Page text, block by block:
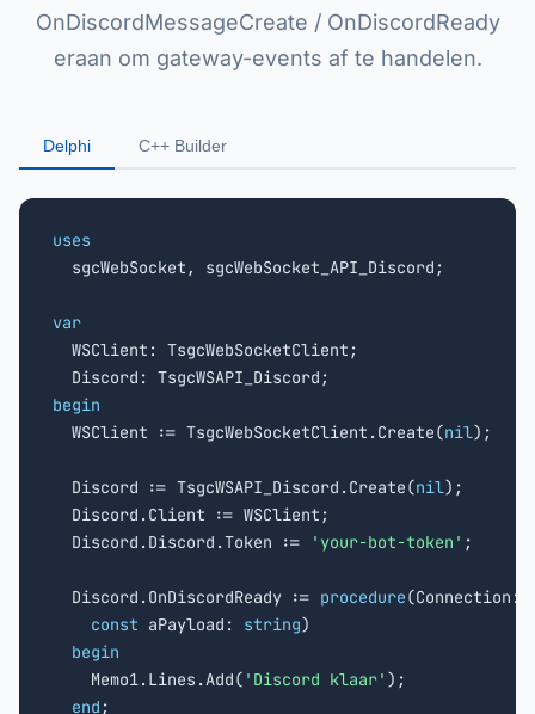
OnDiscordMessageCreate / OnDiscordReady
eraan om gateway-events af te handelen.
Delphi C++ Builder
uses
sgcWebSocket, sgcWebSocket_API_Discord;
var
WSClient: TsgcWebSocketClient;
begin
WSClient := TsgcWebSocketClient.Create(nil);
  Discord := TsgcWSAPI_Discord.Create(
nil);
  Discord.Client := WSClient;
  Discord.Discord.Token :=
'your-bot-token' ;
  Discord.OnDiscordReady :=
procedure(Connection:
const aPayload: string)
begin
    Memo1.Lines.Add(
'Discord klaar' );
end ;